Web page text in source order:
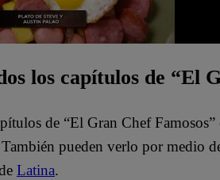
los capítulos de “El
de “El Gran Chef
pueden verlo por medio
Latina.